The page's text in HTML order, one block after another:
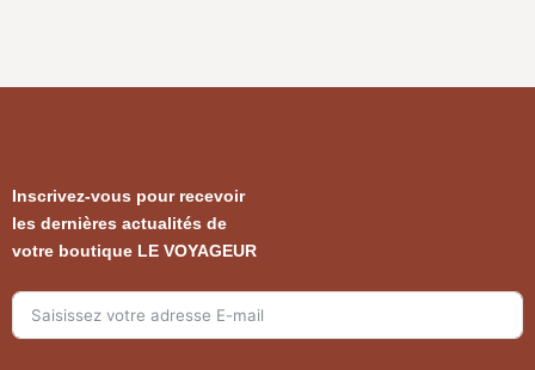
Inscrivez-vous pour recevoir
les dernières actualités de
votre boutique LE VOYAGEUR